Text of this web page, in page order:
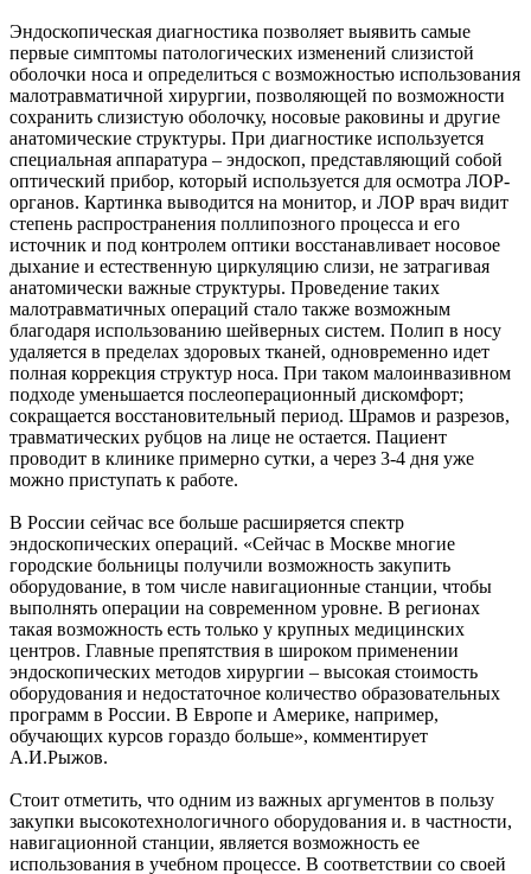
Эндоскопическая диагностика позволяет выявить самые
первые симптомы патологических изменений слизистой
оболочки носа и определиться с возможностью использования
малотравматичной хирургии, позволяющей по возможности
сохранить слизистую оболочку, носовые раковины и другие
анатомические структуры. При диагностике используется
специальная аппаратура – эндоскоп, представляющий собой
оптический прибор, который используется для осмотра ЛОР-
органов. Картинка выводится на монитор, и ЛОР врач видит
степень распространения поллипозного процесса и его
источник и под контролем оптики восстанавливает носовое
дыхание и естественную циркуляцию слизи, не затрагивая
анатомически важные структуры. Проведение таких
малотравматичных операций стало также возможным
благодаря использованию шейверных систем. Полип в носу
удаляется в пределах здоровых тканей, одновременно идет
полная коррекция структур носа. При таком малоинвазивном
подходе уменьшается послеоперационный дискомфорт;
сокращается восстановительный период. Шрамов и разрезов,
травматических рубцов на лице не остается. Пациент
проводит в клинике примерно сутки, а через 3-4 дня уже
можно приступать к работе.
В России сейчас все больше расширяется спектр
эндоскопических операций. «Сейчас в Москве многие
городские больницы получили возможность закупить
оборудование, в том числе навигационные станции, чтобы
выполнять операции на современном уровне. В регионах
такая возможность есть только у крупных медицинских
центров. Главные препятствия в широком применении
эндоскопических методов хирургии – высокая стоимость
оборудования и недостаточное количество образовательных
программ в России. В Европе и Америке, например,
обучающих курсов гораздо больше», комментирует
А.И.Рыжов.
Стоит отметить, что одним из важных аргументов в пользу
закупки высокотехнологичного оборудования и. в частности,
навигационной станции, является возможность ее
использования в учебном процессе. В соответствии со своей